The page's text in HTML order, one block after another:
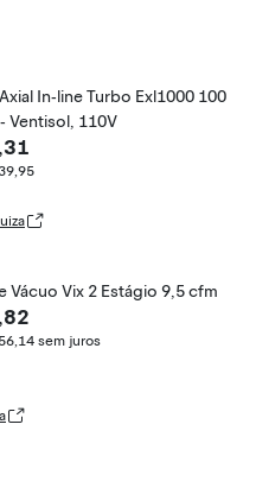
In-line Turbo Exl1000 100
Ventisol, 110V
Vácuo Vix 2 Estágio 9,5 cfm
sem juros